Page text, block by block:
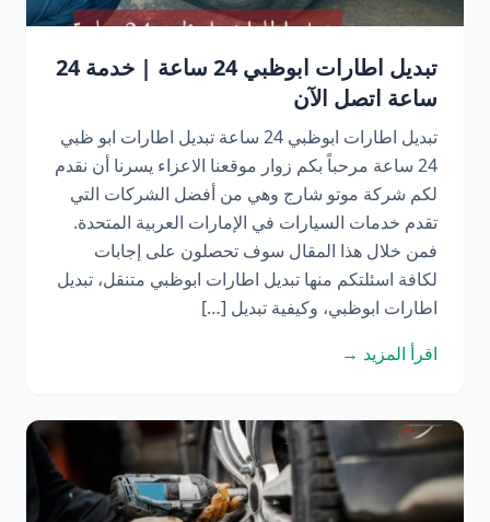
تبديل اطارات ابوظبي 24 ساعة | خدمة 24
ساعة اتصل الآن
تبديل اطارات ابوظبي 24 ساعة تبديل اطارات ابو ظبي
24 ساعة مرحباً بكم زوار موقعنا الاعزاء يسرنا أن نقدم
لكم شركة موتو شارج وهي من أفضل الشركات التي
تقدم خدمات السيارات في الإمارات العربية المتحدة.
فمن خلال هذا المقال سوف تحصلون على إجابات
لكافة اسئلتكم منها تبديل اطارات ابوظبي متنقل، تبديل
اطارات ابوظبي، وكيفية تبديل […]
اقرأ المزيد →